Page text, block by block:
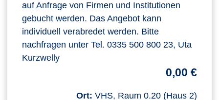
auf Anfrage von Firmen und Institutionen
gebucht werden. Das Angebot kann
individuell verabredet werden. Bitte
nachfragen unter Tel. 0335 500 800 23, Uta
Kurzwelly
0,00 €
Ort: VHS, Raum 0.20 (Haus 2)